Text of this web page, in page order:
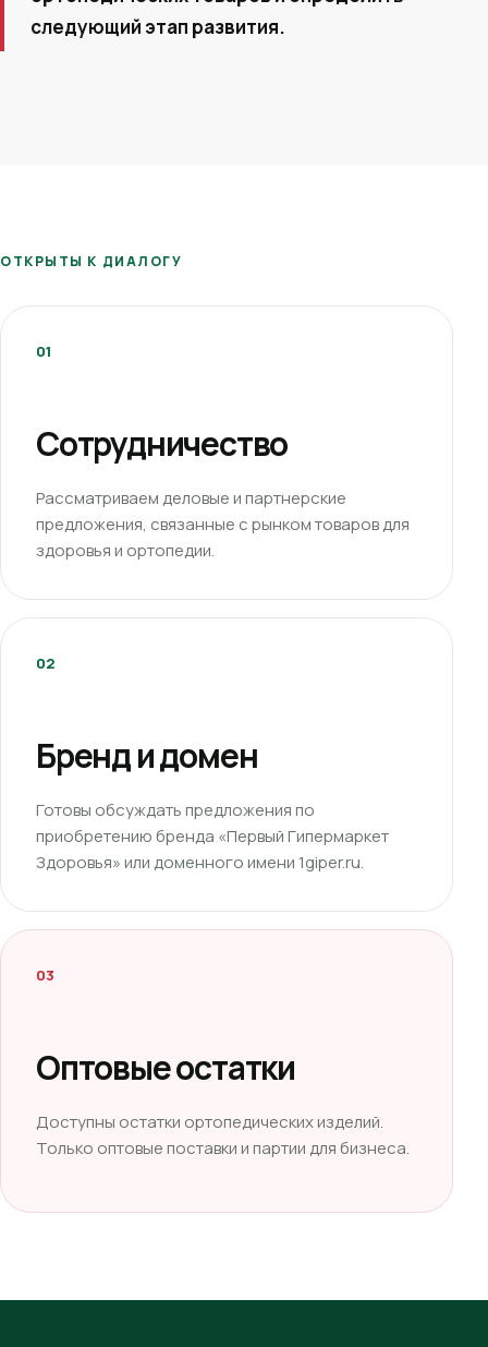
следующий этап развития.
ОТКРЫТЫ К ДИАЛОГУ
01
Сотрудничество
Рассматриваем деловые и партнерские
предложения, связанные с рынком товаров для
здоровья и ортопедии.
02
Бренд и домен
Готовы обсуждать предложения по
приобретению бренда «Первый Гипермаркет
Здоровья» или доменного имени 1giper.ru.
03
Оптовые остатки
Доступны остатки ортопедических изделий.
Только оптовые поставки и партии для бизнеса.